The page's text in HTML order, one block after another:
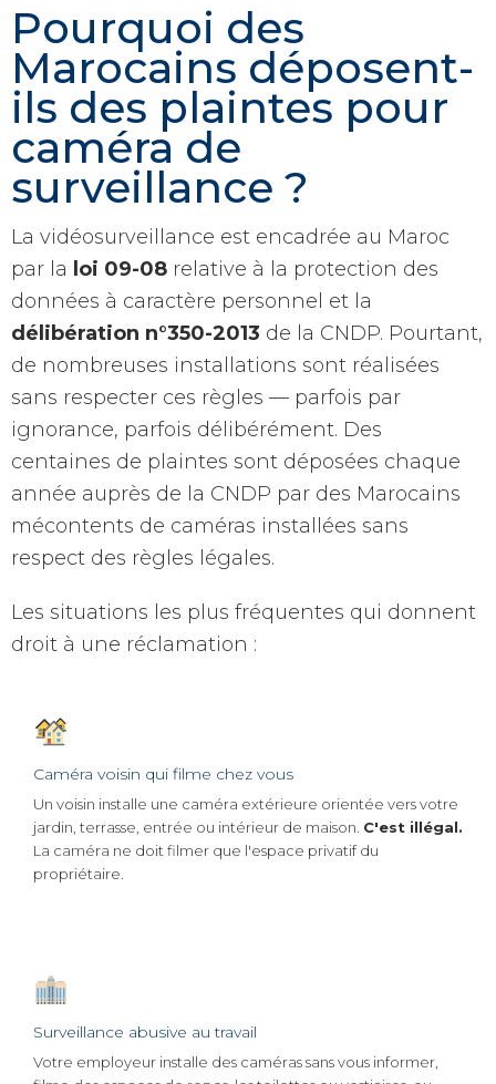
Pourquoi des
Marocains déposent-
ils des plaintes pour
caméra de
surveillance ?
La vidéosurveillance est encadrée au Maroc
par la loi 09-08 relative à la protection des
données à caractère personnel et la
délibération n°350-2013 de la CNDP. Pourtant,
de nombreuses installations sont réalisées
sans respecter ces règles — parfois par
ignorance, parfois délibérément. Des
centaines de plaintes sont déposées chaque
année auprès de la CNDP par des Marocains
mécontents de caméras installées sans
respect des règles légales.
Les situations les plus fréquentes qui donnent
droit à une réclamation :
Caméra voisin qui filme chez vous
Un voisin installe une caméra extérieure orientée vers votre
jardin, terrasse, entrée ou intérieur de maison. C'est illégal.
La caméra ne doit filmer que l'espace privatif du
propriétaire.
Surveillance abusive au travail
Votre employeur installe des caméras sans vous informer,